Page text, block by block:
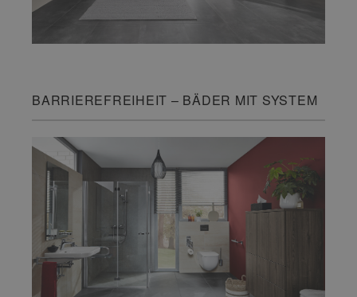
BARRIEREFREIHEIT – BÄDER MIT SYSTEM